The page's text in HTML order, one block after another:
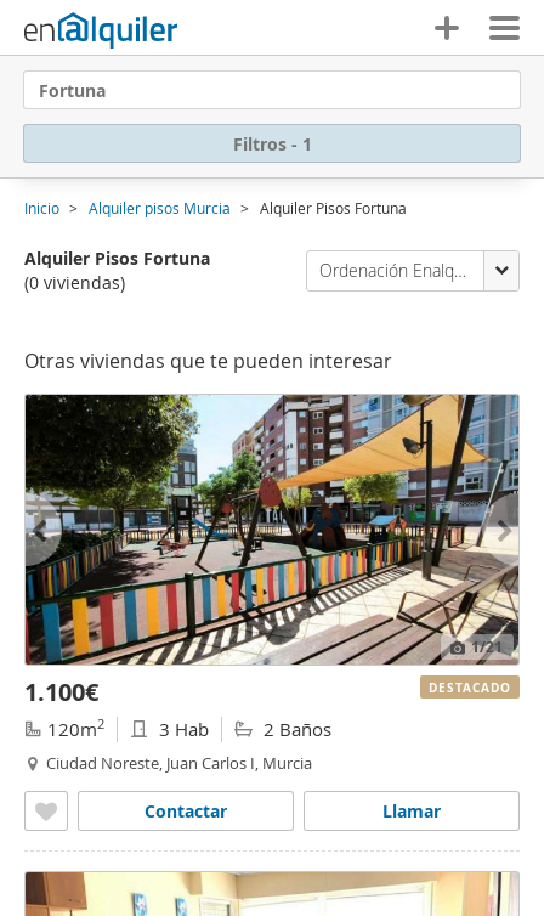
Fortuna
Filtros - 1
Inicio Alquiler pisos Murcia Alquiler Pisos Fortuna
Alquiler Pisos Fortuna
(0 viviendas)
Ordenación Enalquiler
Otras viviendas que te pueden interesar
1/21
1.100€
120m2 3 Hab 2 Baños
Ciudad Noreste, Juan Carlos I, Murcia
Llamar
Contactar
DESTACADO